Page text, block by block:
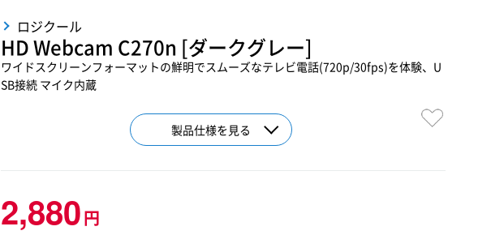
ロジクール
HD Webcam C270n [ダークグレー]
ワイドスクリーンフォーマットの鮮明でスムーズなテレビ電話(720p/30fps)を体験、U
SB接続 マイク内蔵
製品仕様を見る
2,880円